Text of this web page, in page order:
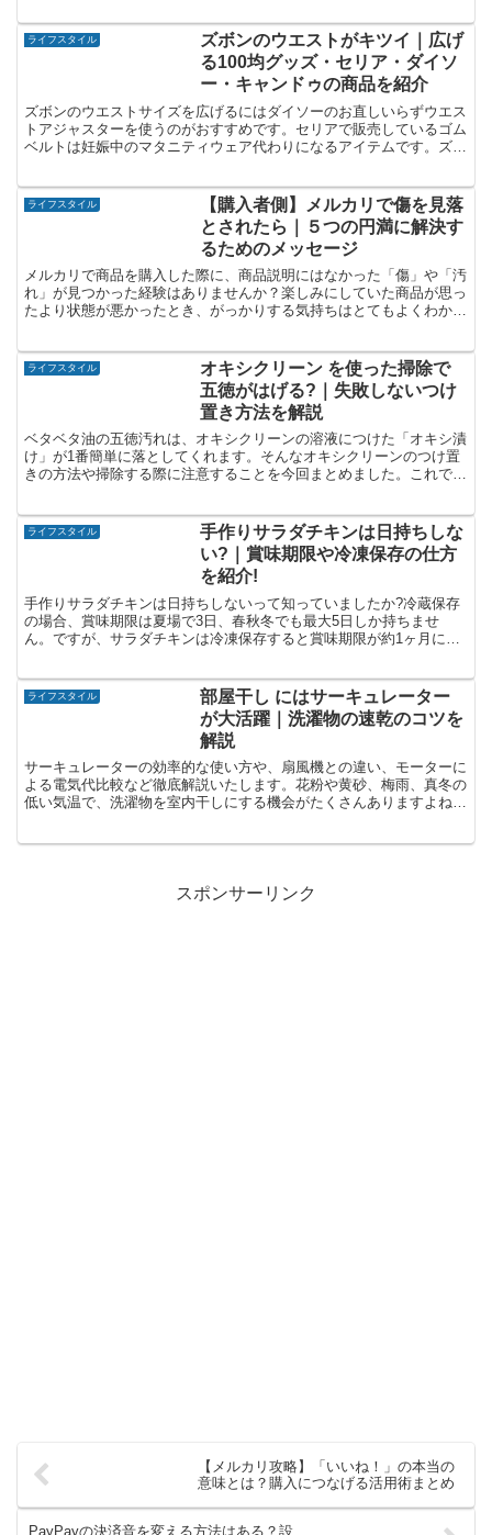
ライフスタイル
ズボンのウエストがキツイ｜広げ
る100均グッズ・セリア・ダイソ
ー・キャンドゥの商品を紹介
ズボンのウエストサイズを広げるにはダイソーのお直しいらずウエス
トアジャスターを使うのがおすすめです。セリアで販売しているゴム
ベルトは妊娠中のマタニティウェア代わりになるアイテムです。ズボ
ライフスタイル
【購入者側】メルカリで傷を見落
とされたら｜５つの円満に解決す
るためのメッセージ
メルカリで商品を購入した際に、商品説明にはなかった「傷」や「汚
れ」が見つかった経験はありませんか？楽しみにしていた商品が思っ
たより状態が悪かったとき、がっかりする気持ちはとてもよくわかり
ライフスタイル
オキシクリーン を使った掃除で
五徳がはげる?｜失敗しないつけ
置き方法を解説
ベタベタ油の五徳汚れは、オキシクリーンの溶液につけた「オキシ漬
け」が1番簡単に落としてくれます。そんなオキシクリーンのつけ置
きの方法や掃除する際に注意することを今回まとめました。これで五
ライフスタイル
手作りサラダチキンは日持ちしな
い?｜賞味期限や冷凍保存の仕方
を紹介!
手作りサラダチキンは日持ちしないって知っていましたか?冷蔵保存
の場合、賞味期限は夏場で3日、春秋冬でも最大5日しか持ちませ
ん。ですが、サラダチキンは冷凍保存すると賞味期限が約1ヶ月に延
ライフスタイル
部屋干し にはサーキュレーター
が大活躍｜洗濯物の速乾のコツを
解説
サーキュレーターの効率的な使い方や、扇風機との違い、モーターに
よる電気代比較など徹底解説いたします。花粉や黄砂、梅雨、真冬の
低い気温で、洗濯物を室内干しにする機会がたくさんありますよね。
スポンサーリンク
【メルカリ攻略】「いいね！」の本当の
意味とは？購入につなげる活用術まとめ
PayPayの決済音を変える方法はある？設